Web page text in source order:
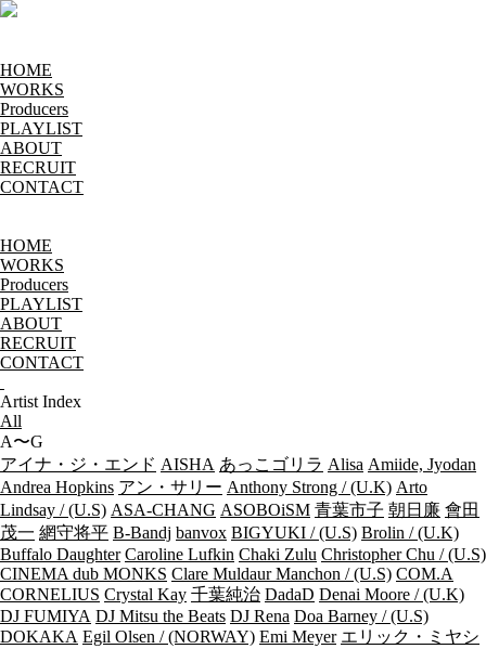
HOME
WORKS
Producers
PLAYLIST
ABOUT
RECRUIT
CONTACT
HOME
WORKS
Producers
PLAYLIST
ABOUT
RECRUIT
CONTACT
Artist Index
All
A〜G
アイナ・ジ・エンド AISHA あっこゴリラ Alisa Amiide, Jyodan
Andrea Hopkins アン・サリー Anthony Strong / (U.K) Arto
Lindsay / (U.S) ASA-CHANG ASOBOiSM 青葉市子 朝日廉 會田
茂一 網守将平 B-Bandj banvox BIGYUKI / (U.S) Brolin / (U.K)
Buffalo Daughter Caroline Lufkin Chaki Zulu Christopher Chu / (U.S)
CINEMA dub MONKS Clare Muldaur Manchon / (U.S) COM.A
CORNELIUS Crystal Kay 千葉純治 DadaD Denai Moore / (U.K)
DJ FUMIYA DJ Mitsu the Beats DJ Rena Doa Barney / (U.S)
DOKAKA Egil Olsen / (NORWAY) Emi Meyer エリック・ミヤシ